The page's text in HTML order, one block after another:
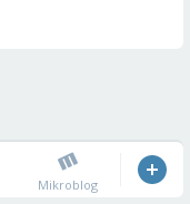
Mikroblog